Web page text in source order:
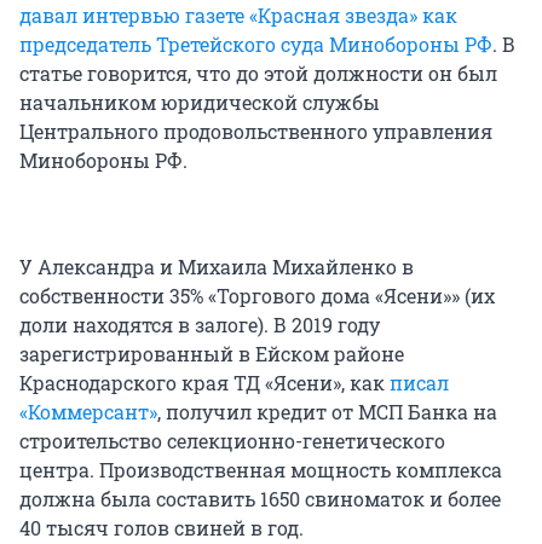
давал интервью газете «Красная звезда» как
председатель Третейского суда Минобороны РФ. В
статье говорится, что до этой должности он был
начальником юридической службы
Центрального продовольственного управления
Минобороны РФ.
У Александра и Михаила Михайленко в
собственности 35% «Торгового дома «Ясени»» (их
доли находятся в залоге). В 2019 году
зарегистрированный в Ейском районе
Краснодарского края ТД «Ясени», какписал
«Коммерсант», получил кредит от МСП Банка на
строительство селекционно-генетического
центра. Производственная мощность комплекса
должна была составить 1650 свиноматок и более
40 тысяч голов свиней в год.